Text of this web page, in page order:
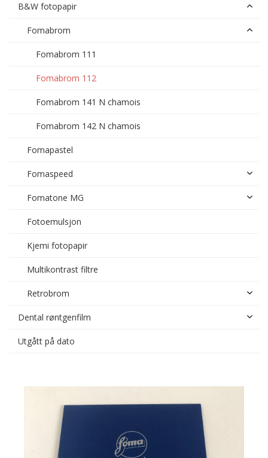
B&W fotopapir
Fomabrom
Fomabrom 111
Fomabrom 112
Fomabrom 141 N chamois
Fomabrom 142 N chamois
Fomapastel
Fomaspeed
Fomatone MG
Fotoemulsjon
Kjemi fotopapir
Multikontrast filtre
Retrobrom
Dental røntgenfilm
Utgått på dato